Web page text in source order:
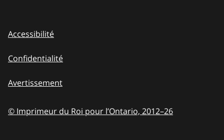
Accessibilité
Confidentialité
Avertissement
© Imprimeur du Roi pour l’Ontario, 2012–26